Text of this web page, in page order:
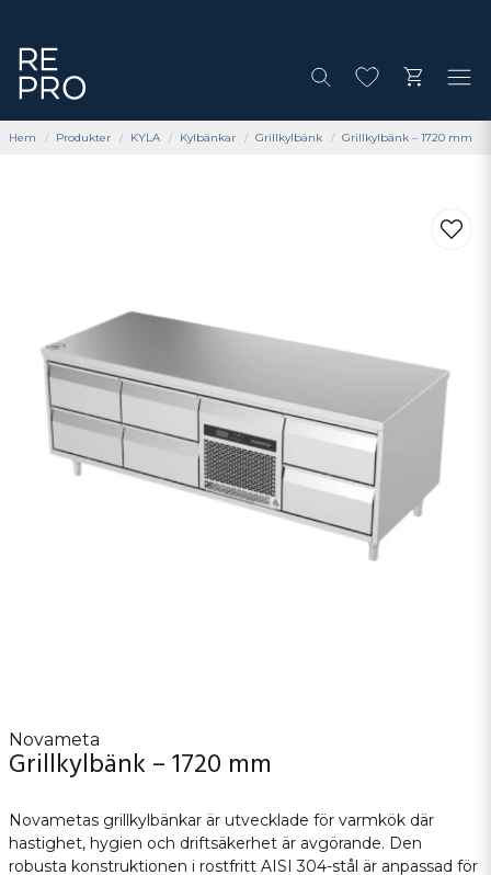
Hem Produkter KYLA Kylbänkar Grillkylbänk Grillkylbänk – 1720 mm
Novameta
Grillkylbänk – 1720 mm
Novametas grillkylbänkar är utvecklade för varmkök där
hastighet, hygien och driftsäkerhet är avgörande. Den
robusta konstruktionen i rostfritt AISI 304-stål är anpassad för